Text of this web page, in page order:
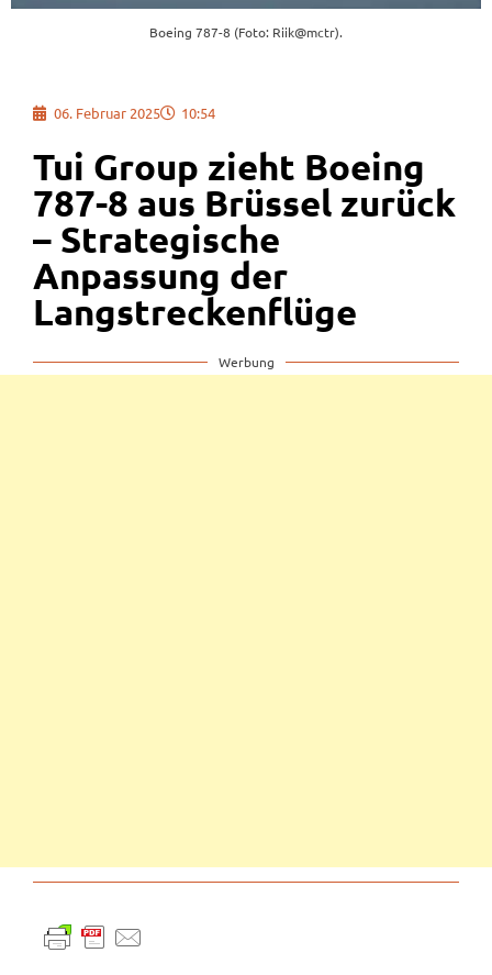
Boeing 787-8 (Foto: Riik@mctr).
06. Februar 2025 10:54
Tui Group zieht Boeing
787-8 aus Brüssel zurück
– Strategische
Anpassung der
Langstreckenflüge
Werbung